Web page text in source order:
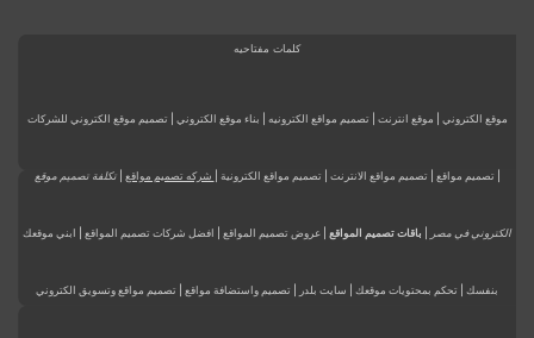
كلمات مفتاحيه
موقع الكتروني | موقع انترنت | تصميم مواقع الكترونيه | بناء موقع الكتروني | تصميم موقع الكتروني للشركات
| تصميم مواقع | تصميم مواقع الانترنت | تصميم مواقع الكترونية | شركه تصميم مواقع تكلفة تصميم موقع
الكتروني في مصر باقات تصميم المواقع | عروض تصميم المواقع | افضل شركات تصميم المواقع | ابني موقعك
بنفسك | تحكم بمحتويات موقعك | سايت بلدر | تصميم واستضافة مواقع | تصميم مواقع وتسويق الكتروني